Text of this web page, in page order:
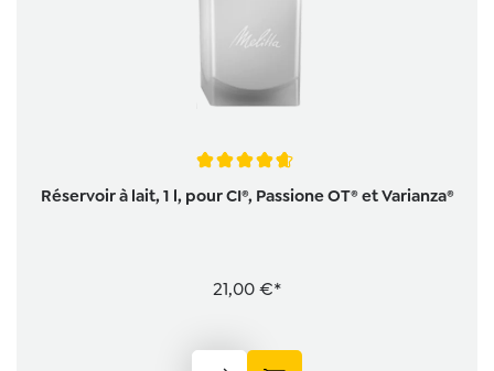
Note moyenne de 4.7 sur 5 étoiles
Réservoir à lait, 1 l, pour CI®, Passione OT® et Varianza®
21,00 €*